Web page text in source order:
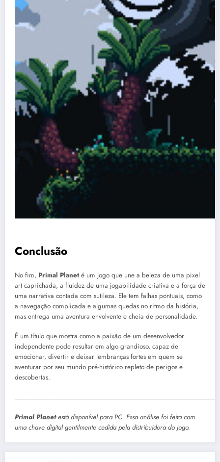
Conclusão
No fim, Primal Planeté um jogo que une a beleza de uma pixel
art caprichada, a fluidez de uma jogabilidade criativa e a força de
uma narrativa contada com sutileza. Ele tem falhas pontuais, como
a navegação complicada e algumas quedas no ritmo da história,
mas entrega uma aventura envolvente e cheia de personalidade.
É um título que mostra como a paixão de um desenvolvedor
independente pode resultar em algo grandioso, capaz de
emocionar, divertir e deixar lembranças fortes em quem se
aventurar por seu mundo pré-histórico repleto de perigos e
descobertas.
Primal Planetestá disponível para PC. Essa análise foi feita com
uma chave digital gentilmente cedida pela distribuidora do jogo.